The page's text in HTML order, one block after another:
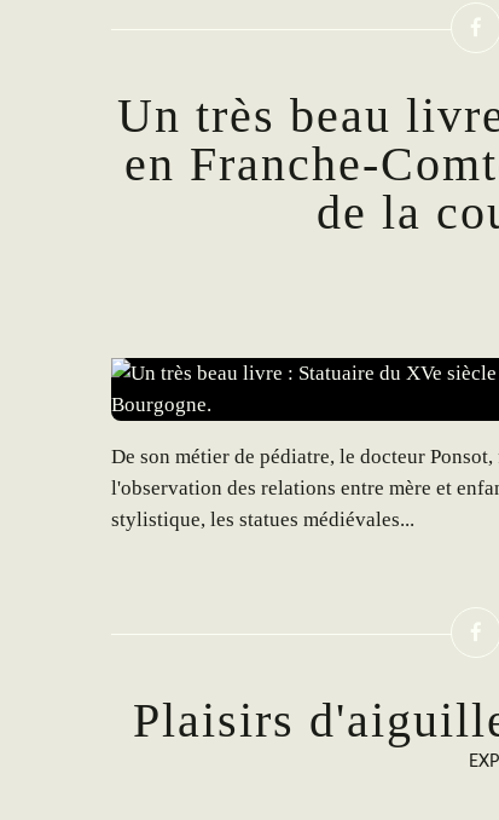
Un très beau
en Franche-
de la
De son métier de pédiatre, le docteur
l'observation des relations entre mère et
stylistique, les statues médiévales...
Plaisirs